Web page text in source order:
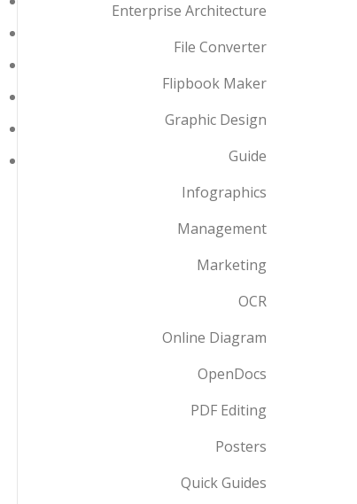
Enterprise Architecture
File Converter
Flipbook Maker
Graphic Design
Guide
Infographics
Management
Marketing
OCR
Online Diagram
OpenDocs
PDF Editing
Posters
Quick Guides